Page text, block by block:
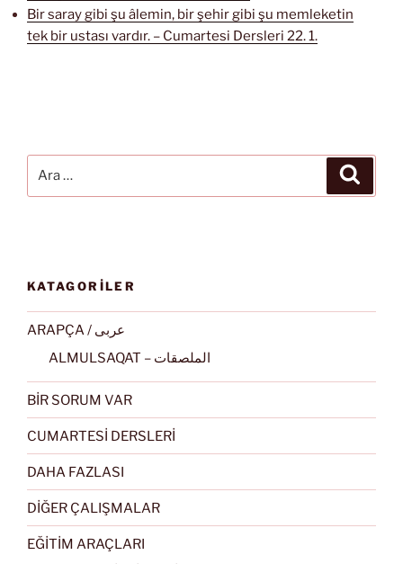
Bir saray gibi şu âlemin, bir şehir gibi şu memleketin
tek bir ustası vardır. – Cumartesi Dersleri 22. 1.
KATAGORİLER
ARAPÇA / عربى
ALMULSAQAT – الملصقات
BİR SORUM VAR
CUMARTESİ DERSLERİ
DAHA FAZLASI
DİĞER ÇALIŞMALAR
EĞİTİM ARAÇLARI